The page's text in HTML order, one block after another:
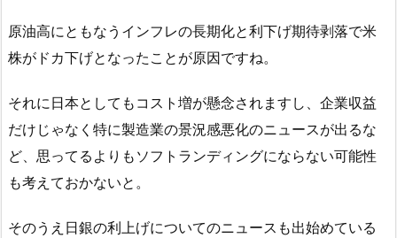
原油高にともなうインフレの長期化と利下げ期待剥落で米
株がドカ下げとなったことが原因ですね。
それに日本としてもコスト増が懸念されますし、企業収益
だけじゃなく特に製造業の景況感悪化のニュースが出るな
ど、思ってるよりもソフトランディングにならない可能性
も考えておかないと。
そのうえ日銀の利上げについてのニュースも出始めている